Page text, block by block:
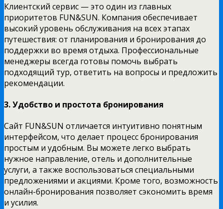
Клиентский сервис — это один из главных
приоритетов FUN&SUN. Компания обеспечивает
высокий уровень обслуживания на всех этапах
путешествия: от планирования и бронирования до
поддержки во время отдыха. Профессиональные
менеджеры всегда готовы помочь выбрать
подходящий тур, ответить на вопросы и предложить
рекомендации.
3. Удобство и простота бронирования
Сайт FUN&SUN отличается интуитивно понятным
интерфейсом, что делает процесс бронирования
простым и удобным. Вы можете легко выбрать
нужное направление, отель и дополнительные
услуги, а также воспользоваться специальными
предложениями и акциями. Кроме того, возможность
онлайн-бронирования позволяет сэкономить время
и усилия.